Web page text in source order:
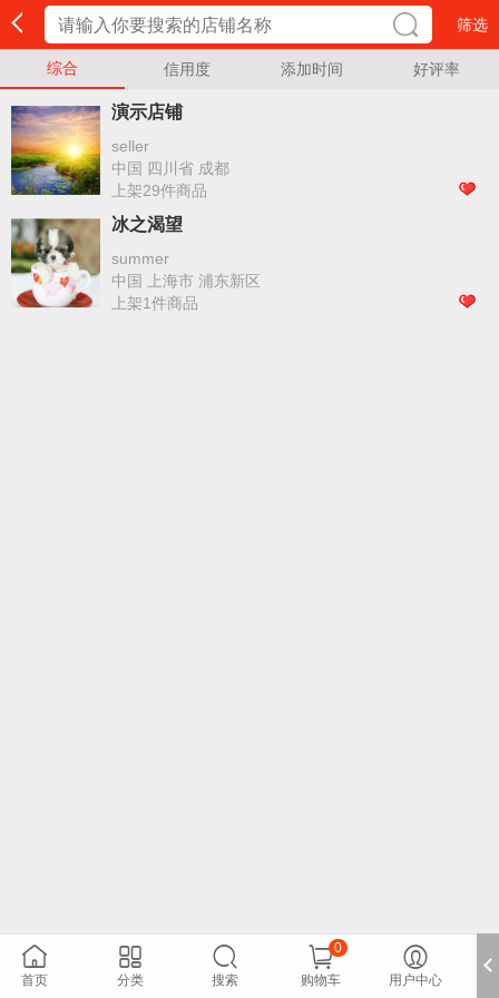
筛选
综合 信用度 添加时间 好评率
演示店铺
seller
中国 四川省 成都
上架29件商品
冰之渴望
summer
中国 上海市 浦东新区
上架1件商品

首页

分类

搜索

购物车
0 
用户中心